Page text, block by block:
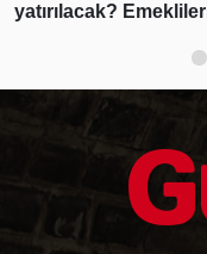
yatırılacak?